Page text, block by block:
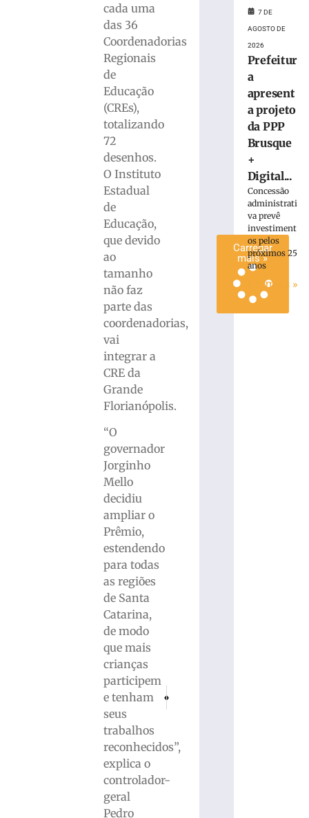
cada uma
das 36
Coordenadorias
Regionais
de
Educação
(CREs),
totalizando
72
desenhos.
O Instituto
Estadual
de
Educação,
que devido
ao
tamanho
não faz
parte das
coordenadorias,
vai
integrar a
CRE da
Grande
Florianópolis.
“O
governador
Jorginho
Mello
decidiu
ampliar o
Prêmio,
estendendo
para todas
as regiões
de Santa
Catarina,
de modo
que mais
crianças
participem
e tenham
seus
trabalhos
reconhecidos”,
explica o
controlador-
geral
Pedro
Imetro-SC verifica qualidade de 2,4 mil
turma
gratuita
início
agosto
Carregar
mais »
7 DE
AGOSTO DE
2026
Prefeitur
a
apresent
a projeto
da PPP
Brusque
+
Digital...
Concessão
administrati
va prevê
investiment
os pelos
próximos 25
anos
Ler mais »